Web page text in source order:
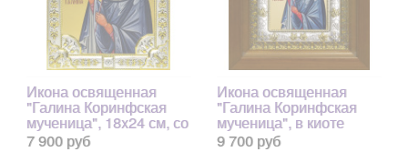
Икона освященная
"Галина Коринфская
мученица", 18x24 см, со
стразами арт.171881
7 900 руб
Икона освященная
"Галина Коринфская
мученица", в киоте
20x24 см
9 700 руб